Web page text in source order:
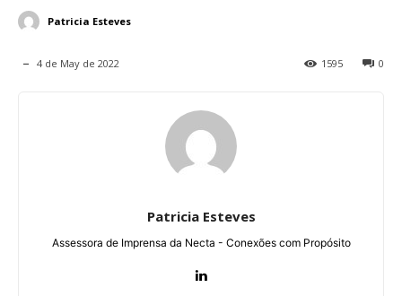
Patricia Esteves
4 de May de 2022 0
1595
Patricia Esteves
Assessora de Imprensa da Necta - Conexões com Propósito